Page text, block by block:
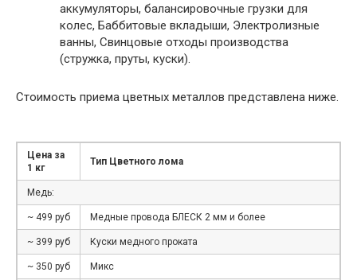
аккумуляторы, балансировочные грузки для
колес, Баббитовые вкладыши, Электролизные
ванны, Свинцовые отходы производства
(стружка, пруты, куски).
Стоимость приема цветных металлов представлена ниже.
Цена за
1 кг
Тип Цветного лома
Медь:
~ 499 руб Медные провода БЛЕСК 2 мм и более
~ 399 руб Куски медного проката
~ 350 руб Микс